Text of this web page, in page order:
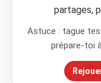
partages,
Astuce : tague
prépare-toi